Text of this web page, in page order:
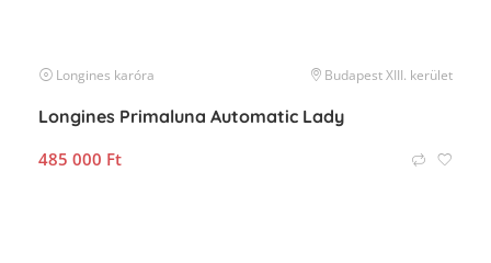
Longines karóra Budapest XIII. kerület
Longines Primaluna Automatic Lady
485 000 Ft